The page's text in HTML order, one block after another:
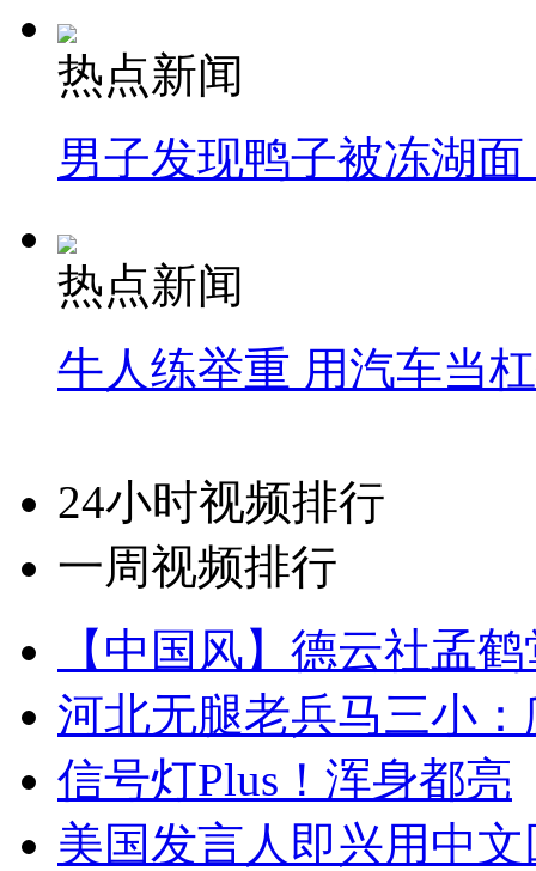
热点新闻
男子发现鸭子被冻湖
热点新闻
牛人练举重 用汽车当
24小时视频排行
一周视频排行
【中国风】德云社孟
河北无腿老兵马三小
信号灯Plus！浑身都亮
美国发言人即兴用中